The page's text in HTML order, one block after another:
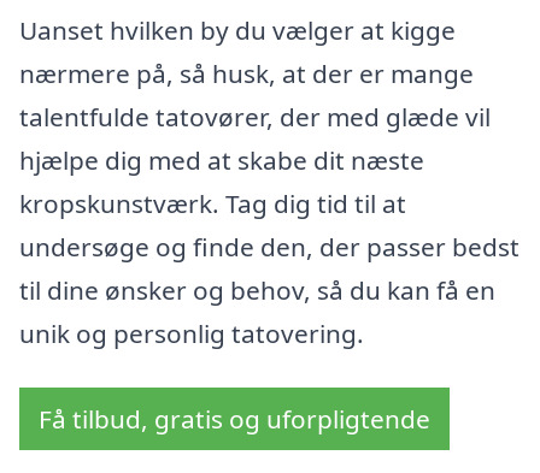
Uanset hvilken by du vælger at kigge
nærmere på, så husk, at der er mange
talentfulde tatovører, der med glæde vil
hjælpe dig med at skabe dit næste
kropskunstværk. Tag dig tid til at
undersøge og finde den, der passer bedst
til dine ønsker og behov, så du kan få en
unik og personlig tatovering.
Få tilbud, gratis og uforpligtende